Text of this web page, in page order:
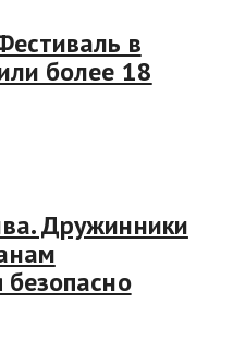
в
более 18
Дружинники
безопасно